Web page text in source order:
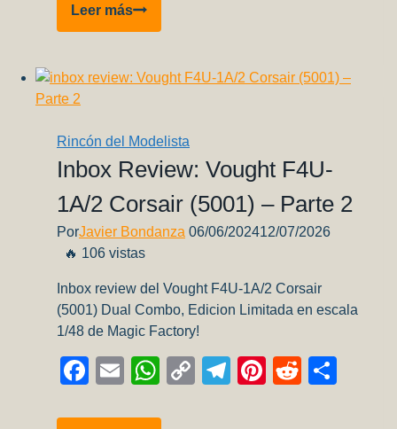
Leer másBadger
Velocity
Rincón del Modelista
Inbox Review: Vought F4U-
1A/2 Corsair (5001) – Parte 2
PorJavier Bondanza 06/06/202412/07/2026
🔥 106 vistas
Inbox review del Vought F4U-1A/2 Corsair
(5001) Dual Combo, Edicion Limitada en escala
1/48 de Magic Factory!
Facebook
EmailWhatsApp
CopyTelegram
Pinterest
Reddit